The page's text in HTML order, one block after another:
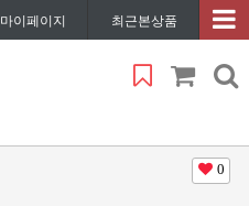
마이페이지 최근본상품
0